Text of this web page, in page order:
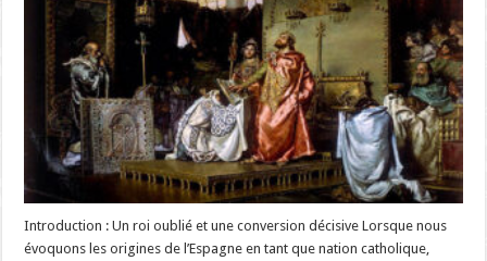
Introduction : Un roi oublié et une conversion décisive Lorsque nous
évoquons les origines de l’Espagne en tant que nation catholique,